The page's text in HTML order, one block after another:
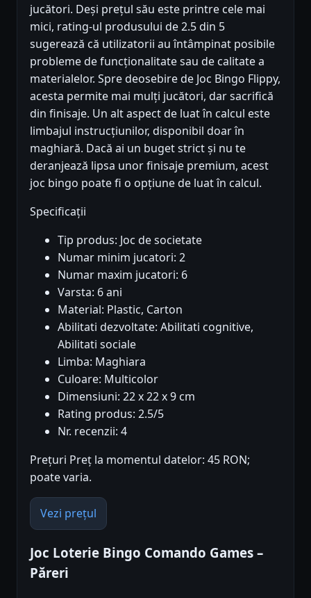
jucători. Deși prețul său este printre cele mai
mici, rating-ul produsului de 2.5 din 5
sugerează că utilizatorii au întâmpinat posibile
probleme de funcționalitate sau de calitate a
materialelor. Spre deosebire de Joc Bingo Flippy,
acesta permite mai mulți jucători, dar sacrifică
din finisaje. Un alt aspect de luat în calcul este
limbajul instrucțiunilor, disponibil doar în
maghiară. Dacă ai un buget strict și nu te
deranjează lipsa unor finisaje premium, acest
joc bingo poate fi o opțiune de luat în calcul.
Specificații
Tip produs: Joc de societate
Numar minim jucatori: 2
Numar maxim jucatori: 6
Varsta: 6 ani
Material: Plastic, Carton
Abilitati dezvoltate: Abilitati cognitive,
Abilitati sociale
Limba: Maghiara
Culoare: Multicolor
Dimensiuni: 22 x 22 x 9 cm
Rating produs: 2.5/5
Nr. recenzii: 4
Prețuri Preț la momentul datelor: 45 RON;
poate varia.
Vezi prețul
Joc Loterie Bingo Comando Games –
Păreri